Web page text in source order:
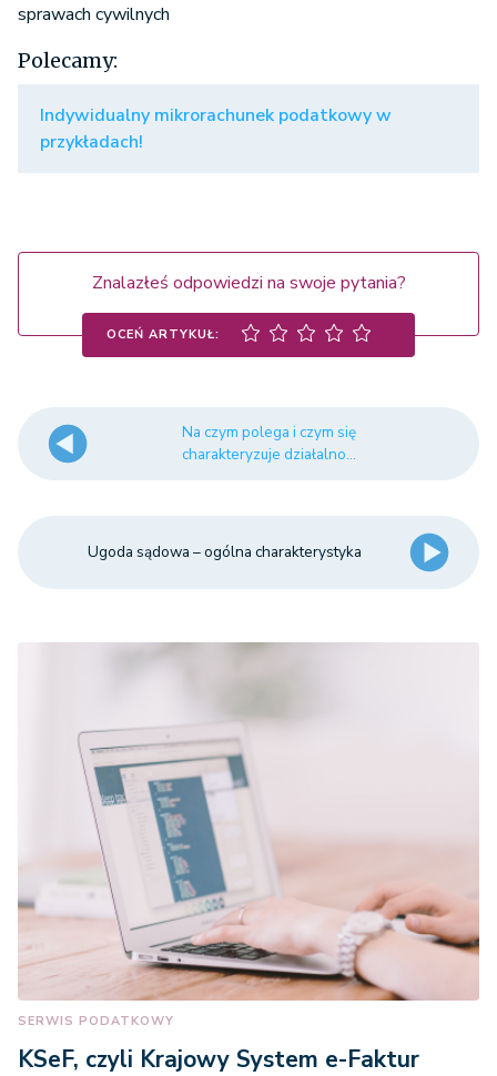
współwłasności
sprawach cywilnych
Polecamy:
Indywidualny mikrorachunek podatkowy w
przykładach!
Znalazłeś odpowiedzi na swoje pytania?
OCEŃ ARTYKUŁ:
Na czym polega i czym się
charakteryzuje działalno...
Ugoda sądowa – ogólna charakterystyka
SERWIS PODATKOWY
KSeF, czyli Krajowy System e-Faktur